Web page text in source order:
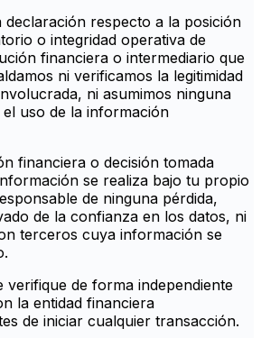
declaración respecto a la posición
o integridad operativa de
financiera o intermediario que
ni verificamos la legitimidad
ni asumimos ninguna
uso de la información
financiera o decisión tomada
se realiza bajo tu propio
de ninguna pérdida,
de la confianza en los datos, ni
terceros cuya información se
verifique de forma independiente
la entidad financiera
de iniciar cualquier transacción.